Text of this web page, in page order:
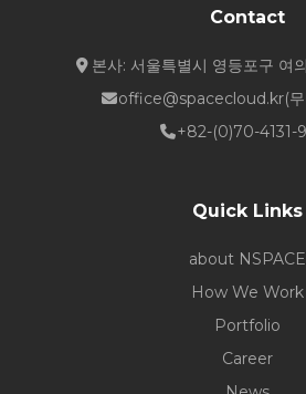
Contact
본사: 서울특별시 영등포구 여
office@spacecloud.kr(
+82-(0)70-4131-
Quick Links
about NSPACE
How We Work
Portfolio
Career